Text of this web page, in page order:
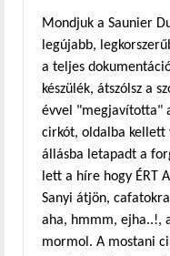
Mondjuk a Saunier
legújabb,
a teljes
készülék, átszólsz a
évvel "megjavította"
cirkót, oldalba kellett
állásba letapadt a
lett a híre hogy ÉRT
Sanyi átjön,
aha, hmmm, ejha..!,
mormol. A mostani